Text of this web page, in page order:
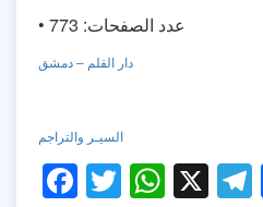
• عدد الصفحات: 773
دار القلم – دمشق
السيـر والتراجم
Facebook
TwitterX